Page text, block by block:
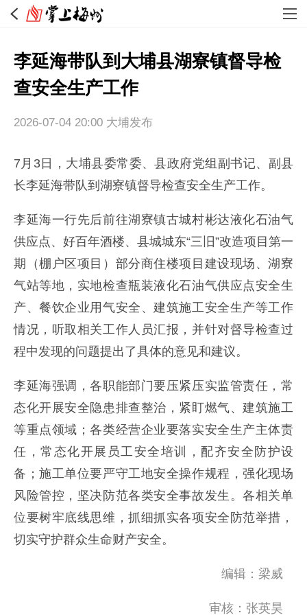
李延海带队到大埔县湖寮镇督导检
查安全生产工作
2026-07-04 20:00 大埔发布
7月3日，大埔县委常委、县政府党组副书记、副县
长李延海带队到湖寮镇督导检查安全生产工作。
李延海一行先后前往湖寮镇古城村彬达液化石油气
供应点、好百年酒楼、县城城东“三旧”改造项目第一
期（棚户区项目）部分商住楼项目建设现场、湖寮
气站等地，实地检查瓶装液化石油气供应点安全生
产、餐饮企业用气安全、建筑施工安全生产等工作
情况，听取相关工作人员汇报，并针对督导检查过
程中发现的问题提出了具体的意见和建议。
李延海强调，各职能部门要压紧压实监管责任，常
态化开展安全隐患排查整治，紧盯燃气、建筑施工
等重点领域；各类经营企业要落实安全生产主体责
任，常态化开展员工安全培训，配齐安全防护设
备；施工单位要严守工地安全操作规程，强化现场
风险管控，坚决防范各类安全事故发生。各相关单
位要树牢底线思维，抓细抓实各项安全防范举措，
切实守护群众生命财产安全。
编辑：梁威
审核：张英昊